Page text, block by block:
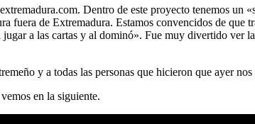
Dentro de este proyecto tenemos un
fuera de Extremadura. Estamos convencidos de
a las cartas y al dominó». Fue muy divertido ver
y a todas las personas que hicieron que ayer
en la siguiente.